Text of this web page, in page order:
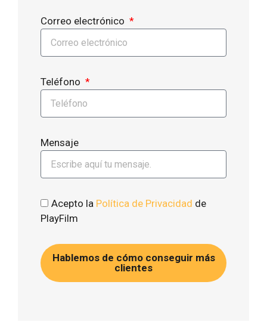
Correo electrónico
Teléfono
Mensaje
Acepto la Política de Privacidad de
PlayFilm
Hablemos de cómo conseguir más
clientes